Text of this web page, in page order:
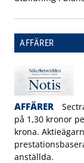
AFFÄRER
AFFÄRER
på 1,30 kronor
krona.
anställda.